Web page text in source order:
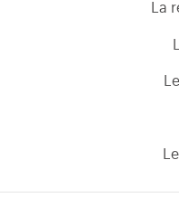
onglet)
nouvel onglet)
fenêtre modale)
de l'application
La